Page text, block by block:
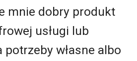
mnie dobry produkt
usługi lub
własne albo